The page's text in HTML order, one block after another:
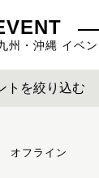
州・沖縄 イベ
トを絞り込む
オフライン